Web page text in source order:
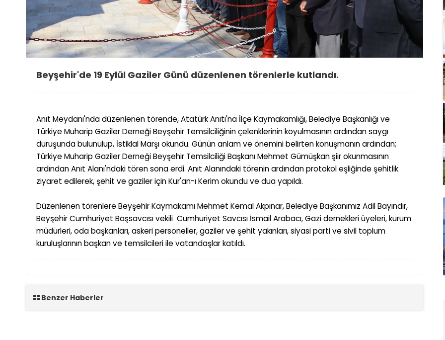
Beyşehir'de 19 Eylül Gaziler Günü düzenlenen törenlerle kutlandı.
Anıt Meydanı'nda düzenlenen törende, Atatürk Anıtı'na İlçe Kaymakamlığı, Belediye Başkanlığı ve
Türkiye Muharip Gaziler Derneği Beyşehir Temsilciliğinin çelenklerinin koyulmasının ardından saygı
duruşunda bulunulup, İstiklal Marşı okundu. Günün anlam ve önemini belirten konuşmanın ardından;
Türkiye Muharip Gaziler Derneği Beyşehir Temsilciliği Başkanı Mehmet Gümüşkanşiir okunmasının
ardından Anıt Alanı'ndaki tören sona erdi. Anıt Alanındaki törenin ardından protokol eşliğinde şehitlik
ziyaret edilerek,şehit ve gaziler için Kur'an-ı Kerim okundu ve dua yapıldı.
Düzenlenen törenlere Beyşehir Kaymakamı Mehmet Kemal Akpınar, Belediye Başkanımız Adil Bayındır,
Beyşehir Cumhuriyet Başsavcısı vekili Cumhuriyet Savcısı İsmail Arabacı, Gazi dernekleri üyeleri, kurum
müdürleri, oda başkanları, askeri personeller, gaziler ve şehit yakınları, siyasi parti ve sivil toplum
kuruluşlarının başkan ve temsilcileri ile vatandaşlar katıldı.
Benzer Haberler